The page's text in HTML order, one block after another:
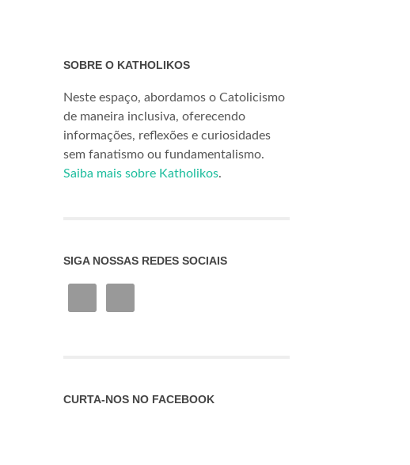
SOBRE O KATHOLIKOS
Neste espaço, abordamos o Catolicismo
de maneira inclusiva, oferecendo
informações, reflexões e curiosidades
sem fanatismo ou fundamentalismo.
Saiba mais sobre Katholikos.
SIGA NOSSAS REDES SOCIAIS
CURTA-NOS NO FACEBOOK